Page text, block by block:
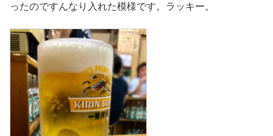
ったのですんなり入れた模様です。ラッキー。